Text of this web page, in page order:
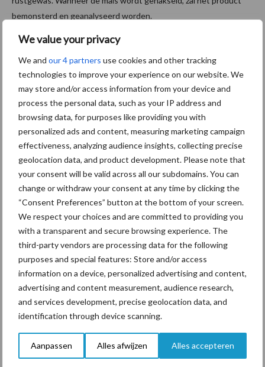
We value your privacy
We and our 4 partners use cookies and other tracking
technologies to improve your experience on our website. We
may store and/or access information from your device and
process the personal data, such as your IP address and
browsing data, for purposes like providing you with
personalized ads and content, measuring marketing campaign
effectiveness, analyzing audience insights, collecting precise
geolocation data, and product development. Please note that
your consent will be valid across all our subdomains. You can
change or withdraw your consent at any time by clicking the
“Consent Preferences” button at the bottom of your screen.
We respect your choices and are committed to providing you
with a transparent and secure browsing experience. The
third-party vendors are processing data for the following
purposes and special features: Store and/or access
information on a device, personalized advertising and content,
advertising and content measurement, audience research,
and services development, precise geolocation data, and
identification through device scanning.
Aanpassen Alles afwijzen Alles accepteren
bemonsterd en geanalyseerd worden.
Bron:DLV Advies
Aanbevolen voor jou!
Grondstoffenmarkt blijft
grillig: droogte en
geopolitiek houden handel
in de greep
De speenhuid: een vaak
onderschatte risicofactor
voor mastitis
ForFarmers ziet volume en
marktaandeel groeien in
krimpende Nederlandse
markt
Themapagina's